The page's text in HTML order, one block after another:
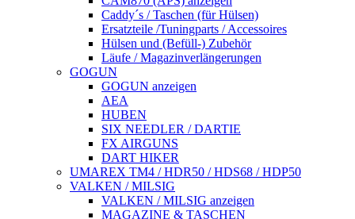
Caddy´s / Taschen (für Hülsen)
Ersatzteile /Tuningparts / Accessoires
Hülsen und (Befüll-) Zubehör
Läufe / Magazinverlängerungen
GOGUN
GOGUN anzeigen
AEA
HUBEN
SIX NEEDLER / DARTIE
FX AIRGUNS
DART HIKER
UMAREX TM4 / HDR50 / HDS68 / HDP50
VALKEN / MILSIG
VALKEN / MILSIG anzeigen
MAGAZINE & TASCHEN